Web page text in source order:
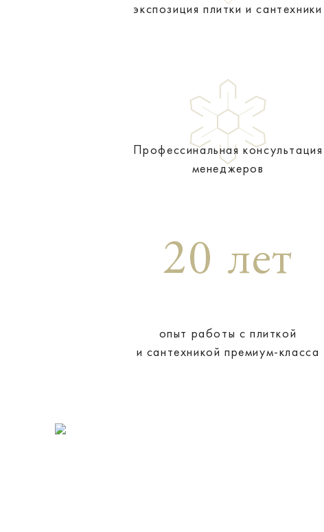
экспозиция плитки и сантехники
Профессинальная консультация
менеджеров
20 лет
опыт работы с плиткой
и сантехникой премиум-класса